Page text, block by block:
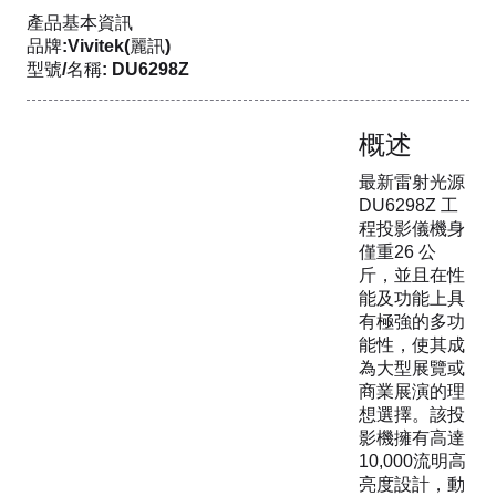
產品基本資訊
品牌:Vivitek(麗訊)
型號/名稱: DU6298Z
概述
最新雷射光源
DU6298Z 工
程投影儀機身
僅重26 公
斤，並且在性
能及功能上具
有極強的多功
能性，使其成
為大型展覽或
商業展演的理
想選擇。該投
影機擁有高達
10,000流明高
亮度設計，動